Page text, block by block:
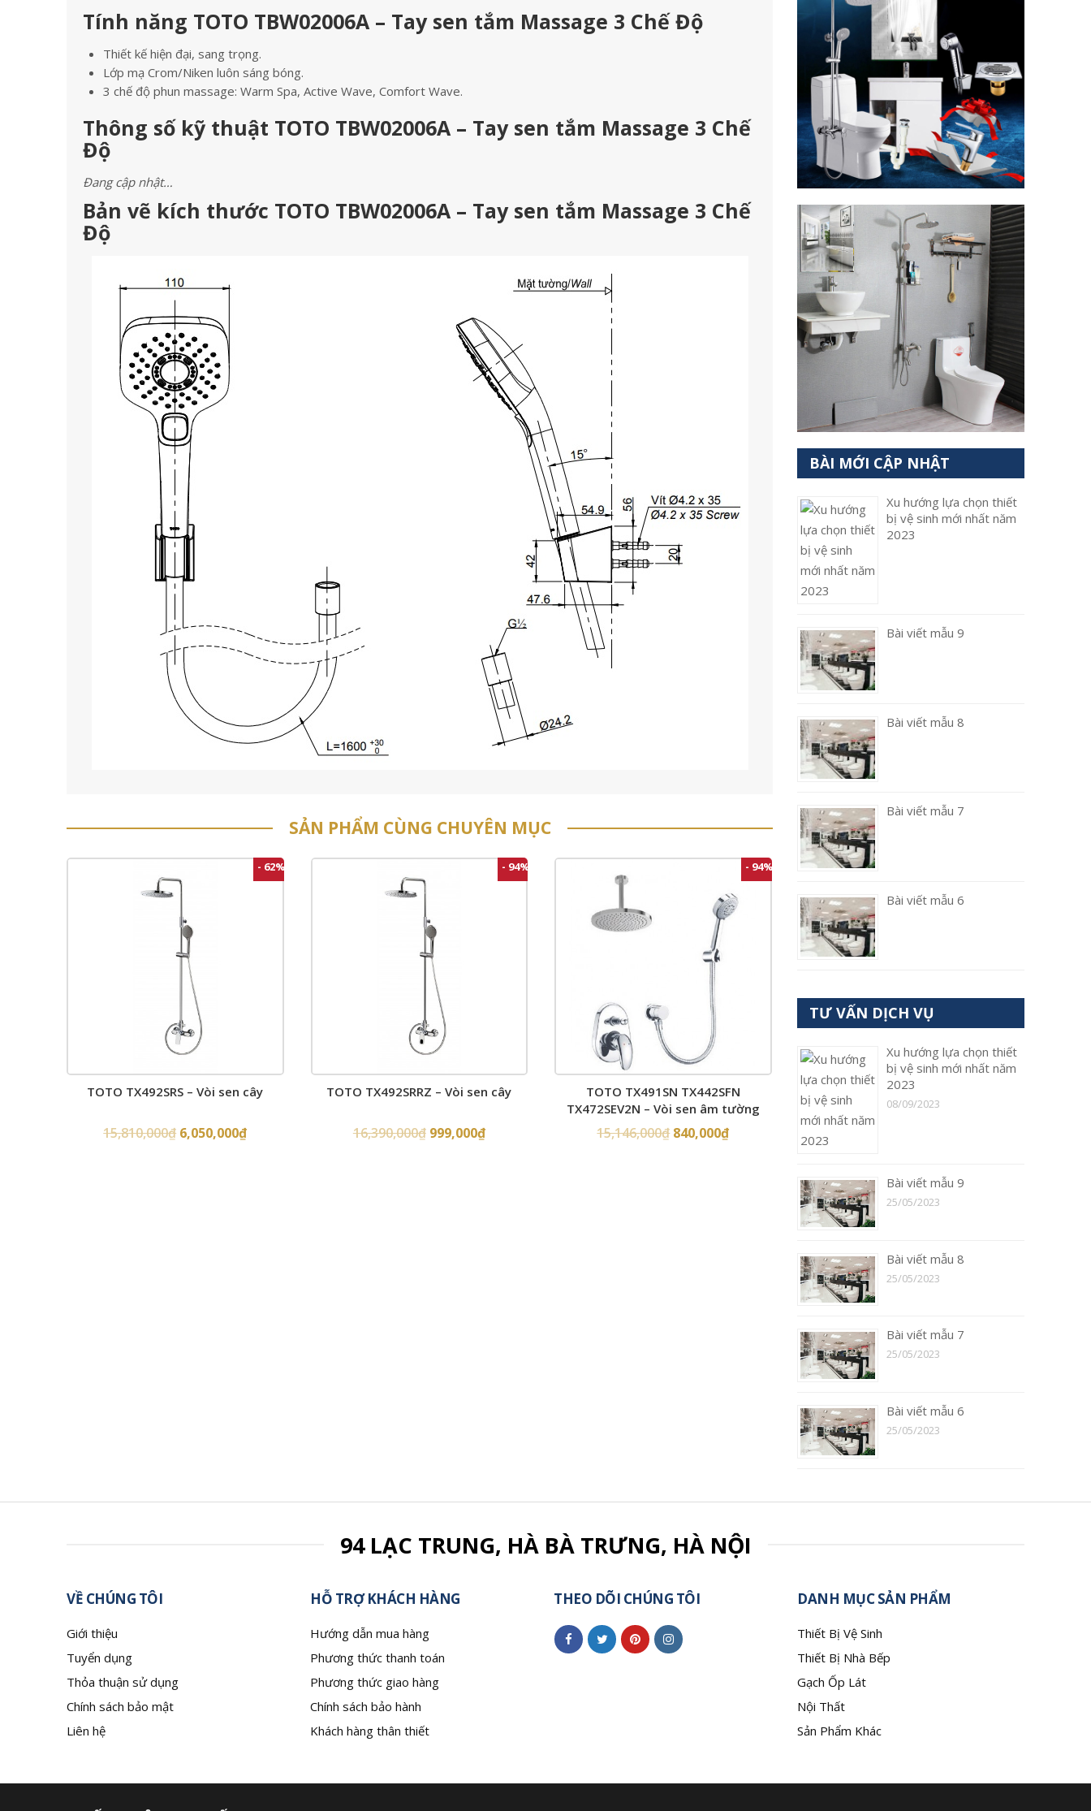
Tính năng TOTO TBW02006A – Tay sen tắm Massage 3 Chế Độ
Thiết kế hiện đại, sang trọng.
Lớp mạ Crom/Niken luôn sáng bóng.
3 chế độ phun massage: Warm Spa, Active Wave, Comfort Wave.
Thông số kỹ thuật TOTO TBW02006A – Tay sen tắm Massage 3 Chế
Độ
Đang cập nhật…
Bản vẽ kích thước TOTO TBW02006A – Tay sen tắm Massage 3 Chế
Độ
SẢN PHẨM CÙNG CHUYÊN MỤC
- 62%
TOTO TX492SRS – Vòi sen cây
15,810,000₫ 6,050,000₫
- 94%
TOTO TX492SRRZ – Vòi sen cây
16,390,000₫ 999,000₫
- 94%
TOTO TX491SN TX442SFN
TX472SEV2N – Vòi sen âm tường
15,146,000₫ 840,000₫
BÀI MỚI CẬP NHẬT
Xu hướng lựa chọn thiết
bị vệ sinh mới nhất năm
2023
Bài viết mẫu 9
Bài viết mẫu 8
Bài viết mẫu 7
Bài viết mẫu 6
TƯ VẤN DỊCH VỤ
Xu hướng lựa chọn thiết
bị vệ sinh mới nhất năm
2023
08/09/2023
Bài viết mẫu 9
25/05/2023
Bài viết mẫu 8
25/05/2023
Bài viết mẫu 7
25/05/2023
Bài viết mẫu 6
25/05/2023
94 LẠC TRUNG, HÀ BÀ TRƯNG, HÀ NỘI
VỀ CHÚNG TÔI
Giới thiệu
Tuyển dụng
Thỏa thuận sử dụng
Chính sách bảo mật
Liên hệ
HỖ TRỢ KHÁCH HÀNG
Hướng dẫn mua hàng
Phương thức thanh toán
Phương thức giao hàng
Chính sách bảo hành
Khách hàng thân thiết
THEO DÕI CHÚNG TÔI DANH MỤC SẢN PHẨM
Thiết Bị Vệ Sinh
Thiết Bị Nhà Bếp
Gạch Ốp Lát
Nội Thất
Sản Phẩm Khác